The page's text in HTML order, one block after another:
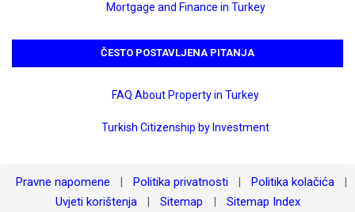
Mortgage and Finance in Turkey
ČESTO POSTAVLJENA PITANJA
FAQ About Property in Turkey
Turkish Citizenship by Investment
Pravne napomene Politika privatnosti Politika kolačića
Uvjeti korištenja Sitemap Sitemap Index